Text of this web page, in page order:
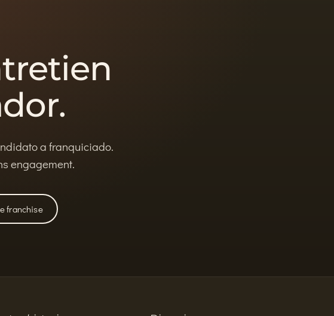
a franquiciado.
engagement.
franchise